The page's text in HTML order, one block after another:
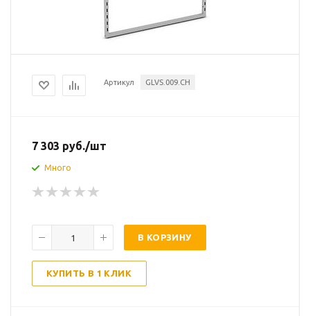
Артикул GLVS.009.CH
7 303 руб./шт
Много
В КОРЗИНУ
КУПИТЬ В 1 КЛИК